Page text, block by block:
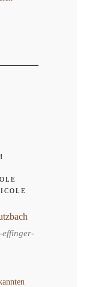
effinger-